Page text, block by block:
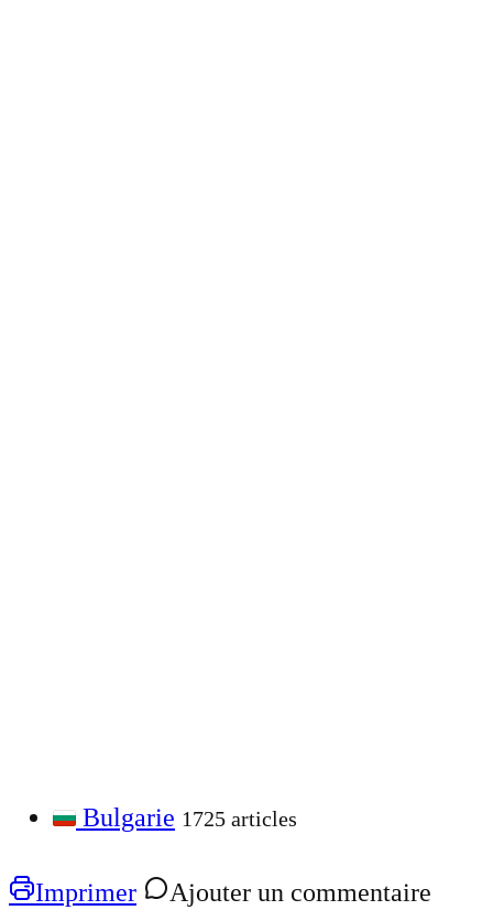
Bulgarie 1725 articles
Imprimer
Ajouter un commentaire